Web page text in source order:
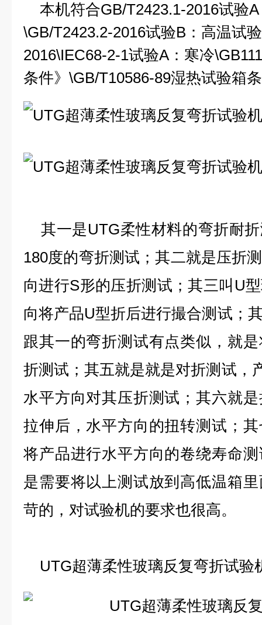
本机符合GB/T2423.1-2016试验
\GB/T2423.2-2016试验B：高温试
2016\IEC68-2-1试验A：寒冷
条件》\GB/T10586-89湿热试验箱
其一是UTG柔性材料的弯折耐
180度的弯折测试；其二就是压折
向进行S形的压折测试；其三叫U
向将产品U型折后进行撮合测试；
跟其一的弯折测试有点类似，就
折测试；其五就是就是对折测试，
水平方向对其压折测试；其六就
拉伸后，水平方向的扭转测试；
将产品进行水平方向的卷绕寿命
是需要将以上测试放到高低温箱
苛的，对试验机的要求也很高。
UTG超薄柔性玻璃反复弯折试验